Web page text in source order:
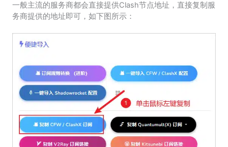
一般主流的服务商都会直接提供Clash节点地址，直接复制服
务商提供的地址即可，如下图所示：